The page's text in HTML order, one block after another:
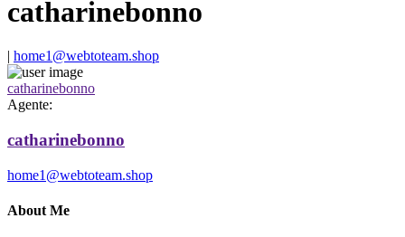
catharinebonno
| home1@webtoteam.shop
catharinebonno
Agente:
catharinebonno
home1@webtoteam.shop
About Me